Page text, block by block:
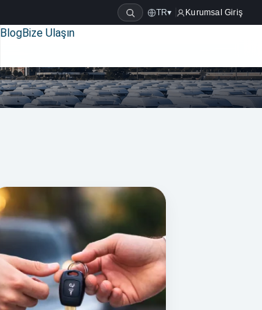
TR▾ Kurumsal Giriş
BlogBize Ulaşın
Teknolojilerimiz